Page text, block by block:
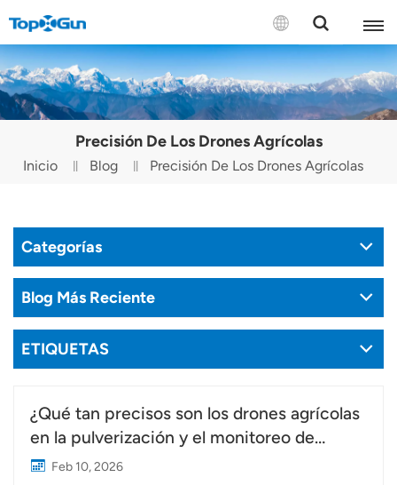
CONTÁCTENOS
English
Español
Português(Portugal)
Português(Brasil)
Türkçe
Precisión De Los Drones Agrícolas
Inicio Blog Precisión De Los Drones Agrícolas
Categorías
Blog Más Reciente
ETIQUETAS
¿Qué tan precisos son los drones agrícolas
en la pulverización y el monitoreo de
cultivos?
Feb 10, 2026